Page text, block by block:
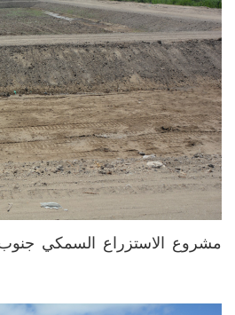
مشروع الاستزراع السمكي